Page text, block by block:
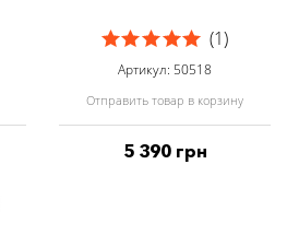
(1)
Артикул: 50518
Отправить товар в корзину
5 390 грн